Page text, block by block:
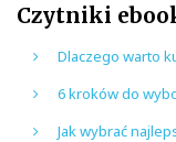
Czytniki
Dlaczego warto
6 kroków do
Jak wybrać